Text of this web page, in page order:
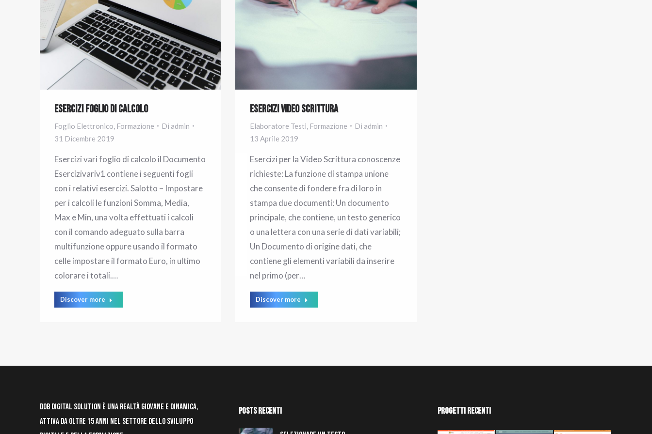
Esercizi Foglio di Calcolo
Foglio Elettronico, Formazione Di admin
31 Dicembre 2019
Esercizi vari foglio di calcolo il Documento
Esercizivariv1 contiene i seguenti fogli
con i relativi esercizi. Salotto – Impostare
per i calcoli le funzioni Somma, Media,
Max e Min, una volta effettuati i calcoli
con il comando adeguato sulla barra
multifunzione oppure usando il formato
celle impostare il formato Euro, in ultimo
colorare i totali.…
Discover more
Esercizi Video Scrittura
Elaboratore Testi, Formazione Di admin
13 Aprile 2019
Esercizi per la Video Scrittura conoscenze
richieste: La funzione di stampa unione
che consente di fondere fra di loro in
stampa due documenti: Un documento
principale, che contiene, un testo generico
o una lettera con una serie di dati variabili;
Un Documento di origine dati, che
contiene gli elementi variabili da inserire
nel primo (per…
Discover more
DOB Digital Solution è una realtà giovane e dinamica,
attiva da oltre 15 anni nel settore dello sviluppo
Posts Recenti Progetti Recenti